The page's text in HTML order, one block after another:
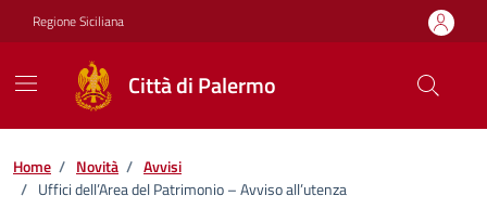
Vai ai contenuti
Vai al footer
Regione Siciliana
Città di Palermo
Home / Novità / Avvisi
/ Uffici dell’Area del Patrimonio – Avviso all’utenza